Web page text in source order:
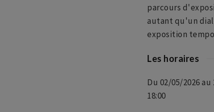
parcours
autant qu'un
exposition
Les horaires
Du 02/05/2026
18:00